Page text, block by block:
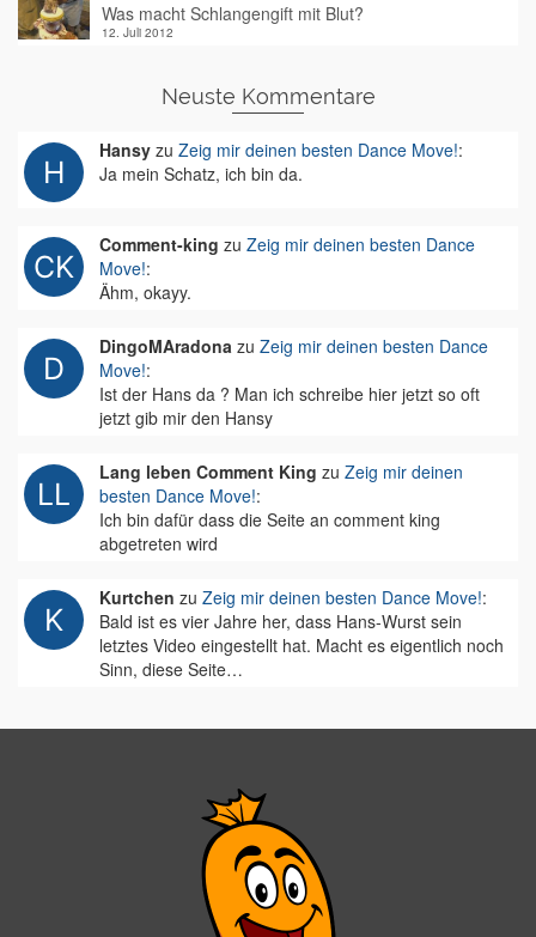
Was macht Schlangengift mit Blut?
12. Juli 2012
Neuste Kommentare
Hansy zu Zeig mir deinen besten Dance Move!:
Ja mein Schatz, ich bin da.
Comment-king zu Zeig mir deinen besten Dance
Move!:
Ähm, okayy.
DingoMAradona zu Zeig mir deinen besten Dance
Move!:
Ist der Hans da ? Man ich schreibe hier jetzt so oft
jetzt gib mir den Hansy
Lang leben Comment King zu Zeig mir deinen
besten Dance Move!:
Ich bin dafür dass die Seite an comment king
abgetreten wird
Kurtchen zu Zeig mir deinen besten Dance Move!:
Bald ist es vier Jahre her, dass Hans-Wurst sein
letztes Video eingestellt hat. Macht es eigentlich noch
Sinn, diese Seite…